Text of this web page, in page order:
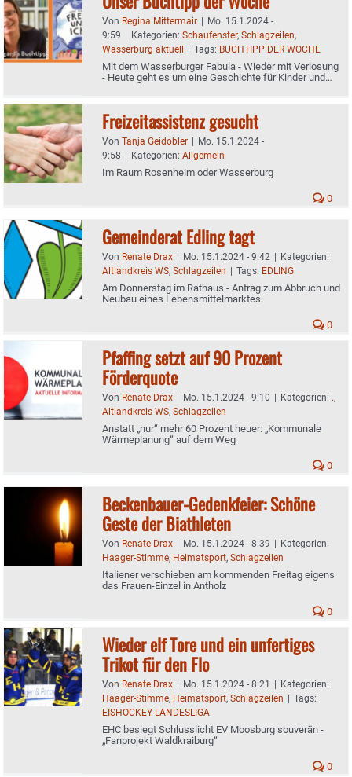
Von Regina Mittermair | Mo. 15.1.2024 -
9:59 | Kategorien: Schaufenster, Schlagzeilen,
Wasserburg aktuell | Tags: BUCHTIPP DER WOCHE
Mit dem Wasserburger Fabula - Wieder mit Verlosung
- Heute geht es um eine Geschichte für Kinder und
Freizeitassistenz gesucht
Von Tanja Geidobler | Mo. 15.1.2024 -
9:58 | Kategorien: Allgemein
Im Raum Rosenheim oder Wasserburg
0
Gemeinderat Edling tagt
Von Renate Drax | Mo. 15.1.2024 - 9:42 | Kategorien:
Altlandkreis WS, Schlagzeilen | Tags: EDLING
Am Donnerstag im Rathaus - Antrag zum Abbruch und
Neubau eines Lebensmittelmarktes
0
Pfaffing setzt auf 90 Prozent
Förderquote
Von Renate Drax | Mo. 15.1.2024 - 9:10 | Kategorien: .,
Altlandkreis WS, Schlagzeilen
Anstatt „nur“ mehr 60 Prozent heuer: „Kommunale
Wärmeplanung“ auf dem Weg
0
Beckenbauer-Gedenkfeier: Schöne
Geste der Biathleten
Von Renate Drax | Mo. 15.1.2024 - 8:39 | Kategorien:
Haager-Stimme, Heimatsport, Schlagzeilen
Italiener verschieben am kommenden Freitag eigens
das Frauen-Einzel in Antholz
0
Wieder elf Tore und ein unfertiges
Trikot für den Flo
Von Renate Drax | Mo. 15.1.2024 - 8:21 | Kategorien:
Haager-Stimme, Heimatsport, Schlagzeilen | Tags:
EISHOCKEY-LANDESLIGA
EHC besiegt Schlusslicht EV Moosburg souverän -
„Fanprojekt Waldkraiburg“
0